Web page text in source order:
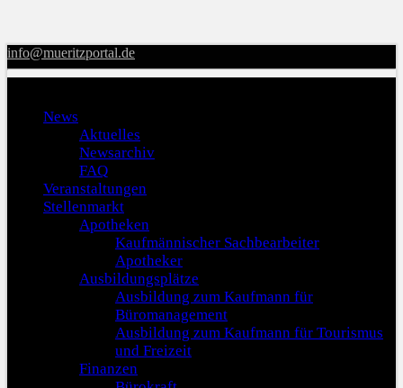
info@mueritzportal.de
News
Aktuelles
Newsarchiv
FAQ
Veranstaltungen
Stellenmarkt
Apotheken
Kaufmännischer Sachbearbeiter
Apotheker
Ausbildungsplätze
Ausbildung zum Kaufmann für
Büromanagement
Ausbildung zum Kaufmann für Tourismus
und Freizeit
Finanzen